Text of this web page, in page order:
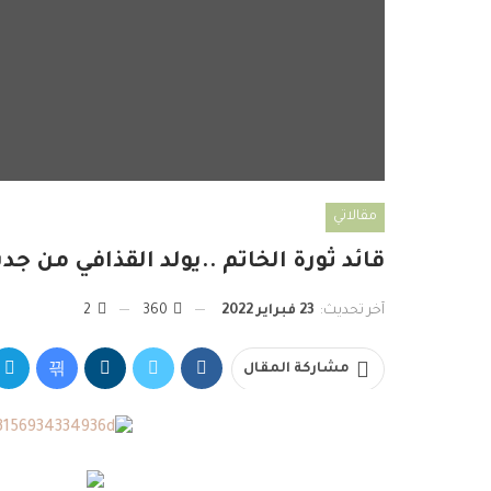
مقالاتي
قائد ثورة الخاتم ..يولد القذافي من
آخر تحديث: 23 فبراير 2022
مشاركة المقال